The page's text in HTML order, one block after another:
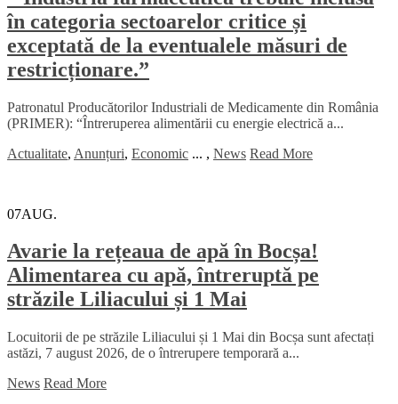
în categoria sectoarelor critice și
exceptată de la eventualele măsuri de
restricționare.”
Patronatul Producătorilor Industriali de Medicamente din România
(PRIMER): “Întreruperea alimentării cu energie electrică a...
Actualitate, Anunțuri, Economic ... , News Read More
07AUG.
Avarie la rețeaua de apă în Bocșa!
Alimentarea cu apă, întreruptă pe
străzile Liliacului și 1 Mai
Locuitorii de pe străzile Liliacului și 1 Mai din Bocșa sunt afectați
astăzi, 7 august 2026, de o întrerupere temporară a...
News Read More